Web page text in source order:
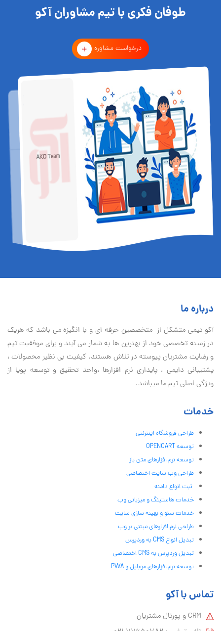
طوفان فکری با تیم مشاوران آکو
درخواست مشاوره
درباره ما
آكو تيمی متشکل از متخصصین حرفه ای و با انگیزه می باشد که هریک
در زمینه تخصصی خود از بهترین ها به شمار می آیند و برای موفقیت تيم
و رضایت مشتریان پیوسته در تلاش هستند. کیفیت بی نظير محصولات ،
پشتیبانی دايمی ، پایداری نرم افزارها ،واحد تحقیق و توسعه پویا از
ویژگی اصلی تیم ما میباشد.
خدمات
طراحی فروشگاه اینترنتی
توسعه OPENCART
توسعه نرم افزارهای متن باز
طراحی وب سایت اختصاصی
ثبت انواع دامنه
خدمات هاستینگ و میزبانی وب
خدمات سئو و بهینه سازی سایت
طراحی نرم افزارهای مبتنی بر وب
تبدیل انواع CMS به وردپرس
تبدیل وردپرس به CMS اختصاصی
توسعه نرم افزارهای موبایل و PWA
تماس با آکو
CRM و پورتال مشتریان